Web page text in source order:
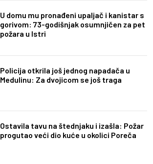
U domu mu pronađeni upaljač i kanistar s
gorivom: 73-godišnjak osumnjičen za pet
požara u Istri
Policija otkrila još jednog napadača u
Medulinu: Za dvojicom se još traga
Ostavila tavu na štednjaku i izašla: Požar
progutao veći dio kuće u okolici Poreča